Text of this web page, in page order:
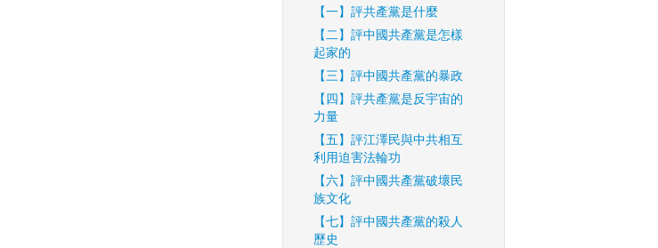
【一】評共產黨是什麼
【二】評中國共產黨是怎樣
起家的
【三】評中國共產黨的暴政
【四】評共產黨是反宇宙的
力量
【五】評江澤民與中共相互
利用迫害法輪功
【六】評中國共產黨破壞民
族文化
【七】評中國共產黨的殺人
歷史